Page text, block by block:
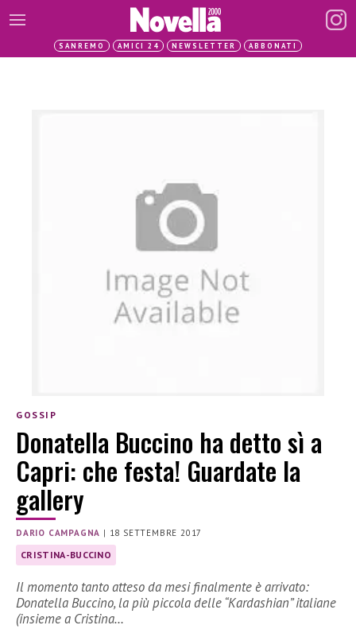
SANREMO AMICI 24 NEWSLETTER ABBONATI
GOSSIP
Donatella Buccino ha detto sì a
Capri: che festa! Guardate la
gallery
DARIO CAMPAGNA | 18 SETTEMBRE 2017
CRISTINA-BUCCINO
Il momento tanto atteso da mesi finalmente è arrivato:
Donatella Buccino, la più piccola delle “Kardashian” italiane
(insieme a Cristina…